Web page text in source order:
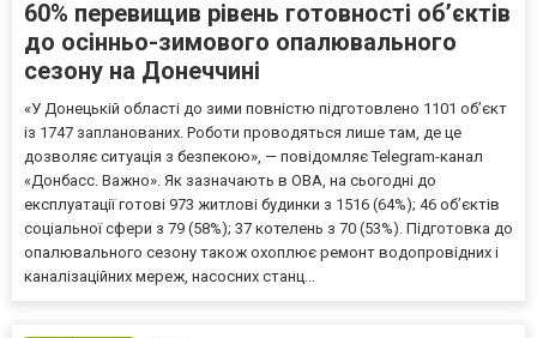
60% перевищив рівень готовності об’єктів
до осінньо-зимового опалювального
сезону на Донеччині
«У Донецькій області до зими повністю підготовлено 1101 об’єкт
із 1747 запланованих. Роботи проводяться лише там, де це
дозволяє ситуація з безпекою», — повідомляє Telegram-канал
«Донбасс. Важно». Як зазначають в ОВА, на сьогодні до
експлуатації готові 973 житлові будинки з 1516 (64%); 46 об’єктів
соціальної сфери з 79 (58%); 37 котелень з 70 (53%). Підготовка до
опалювального сезону також охоплює ремонт водопровідних і
каналізаційних мереж, насосних станц...